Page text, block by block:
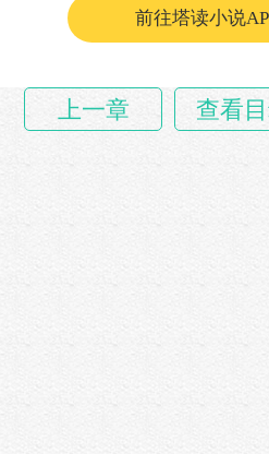
前往塔读小说
上一章 查看